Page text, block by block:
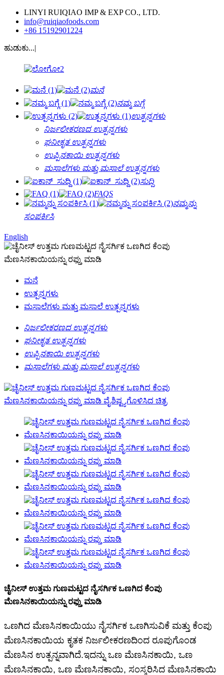
LINYI RUIQIAO IMP & EXP CO., LTD.
info@ruiqiaofoods.com
+86 15192901224
ಹುಡುಕು...|
ಮನೆ
ನಮ್ಮ ಬಗ್ಗೆ
ಉತ್ಪನ್ನಗಳು
ನಿರ್ಜಲೀಕರಣದ ಉತ್ಪನ್ನಗಳು
ಘನೀಕೃತ ಉತ್ಪನ್ನಗಳು
ಉಪ್ಪಿನಕಾಯಿ ಉತ್ಪನ್ನಗಳು
ಮಸಾಲೆಗಳು ಮತ್ತು ಮಸಾಲೆ ಉತ್ಪನ್ನಗಳು
ಸುದ್ದಿ
FAQS
ನಮ್ಮನ್ನು
ಸಂಪರ್ಕಿಸಿ
English
ಮನೆ
ಉತ್ಪನ್ನಗಳು
ಮಸಾಲೆಗಳು ಮತ್ತು ಮಸಾಲೆ ಉತ್ಪನ್ನಗಳು
ನಿರ್ಜಲೀಕರಣದ ಉತ್ಪನ್ನಗಳು
ಘನೀಕೃತ ಉತ್ಪನ್ನಗಳು
ಉಪ್ಪಿನಕಾಯಿ ಉತ್ಪನ್ನಗಳು
ಮಸಾಲೆಗಳು ಮತ್ತು ಮಸಾಲೆ ಉತ್ಪನ್ನಗಳು
ಚೈನೀಸ್ ಉತ್ತಮ ಗುಣಮಟ್ಟದ ನೈಸರ್ಗಿಕ ಒಣಗಿದ ಕೆಂಪು
ಮೆಣಸಿನಕಾಯಿಯನ್ನು ರಫ್ತು ಮಾಡಿ
ಒಣಗಿದ ಮೆಣಸಿನಕಾಯಿಯು ನೈಸರ್ಗಿಕ ಒಣಗಿಸುವಿಕೆ ಮತ್ತು ಕೆಂಪು
ಮೆಣಸಿನಕಾಯಿಯ ಕೃತಕ ನಿರ್ಜಲೀಕರಣದಿಂದ ರೂಪುಗೊಂಡ
ಮೆಣಸಿನ ಉತ್ಪನ್ನವಾಗಿದೆ.ಇದನ್ನು ಒಣ ಮೆಣಸಿನಕಾಯಿ, ಒಣ
ಮೆಣಸಿನಕಾಯಿ, ಒಣ ಮೆಣಸಿನಕಾಯಿ, ಸಂಸ್ಕರಿಸಿದ ಮೆಣಸಿನಕಾಯಿ